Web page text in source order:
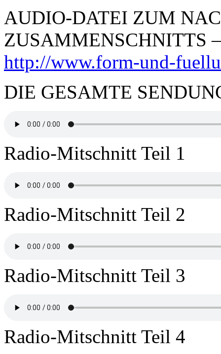
AUDIO-DATEI ZUM
ZUSAMMENSCHNITTS
http://www.form-und-
DIE GESAMTE
Radio-Mitschnitt Teil 1
Radio-Mitschnitt Teil 2
Radio-Mitschnitt Teil 3
Radio-Mitschnitt Teil 4